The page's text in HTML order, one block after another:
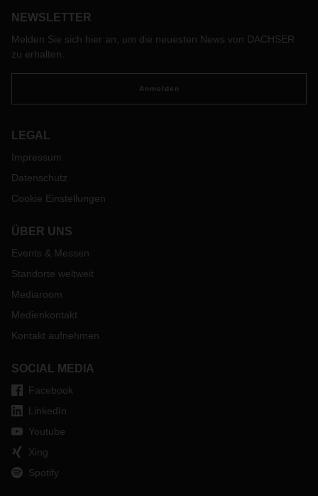
NEWSLETTER
Melden Sie sich hier an, um die neuesten News von DACHSER
zu erhalten.
Anmelden
LEGAL
Impressum
Datenschutz
Cookie Einstellungen
ÜBER UNS
Events & Messen
Standorte weltweit
Mediaroom
Medienkontakt
Kontakt aufnehmen
SOCIAL MEDIA
Facebook
LinkedIn
Youtube
Xing
Spotify